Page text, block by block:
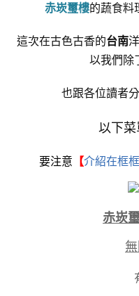
赤崁璽樓的蔬食料
這次在古色古香的台南
以我們除
也跟各位讀者
以下菜
要注意 【介紹在框
赤崁